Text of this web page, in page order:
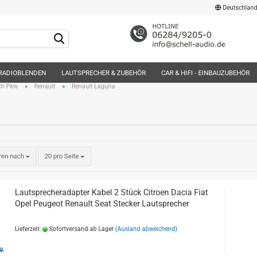
Deutschland
Lieferland
LAUTSPRECHER & ZUBEHÖR CAR & HIFI - EINBAUZUBEHÖR
Pkw » Renault » Renault Laguna
nach 20 pro Seite
Lautsprecheradapter Kabel 2 Stück Citroen Dacia Fiat
Opel Peugeot Renault Seat Stecker Lautsprecher
Lieferzeit: Sofortversand ab Lager (Ausland abweichend)